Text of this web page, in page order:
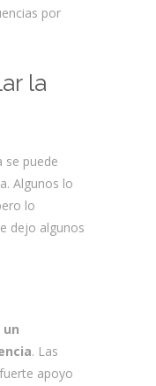
por
la
se puede
Algunos lo
lo
dejo algunos
un
. Las
apoyo